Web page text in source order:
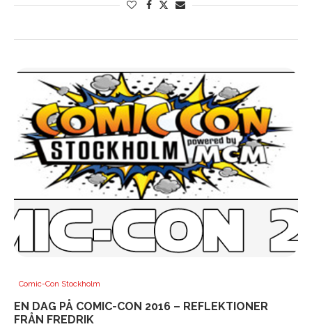
Comic-Con Stockholm
EN DAG PÅ COMIC-CON 2016 – REFLEKTIONER
FRÅN FREDRIK